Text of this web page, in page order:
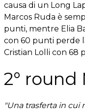
causa di un Long
Marcos Ruda è
punti, mentre Elia
con 60 punti perde
Cristian Lolli con 68
2° round
"Una trasferta in cui